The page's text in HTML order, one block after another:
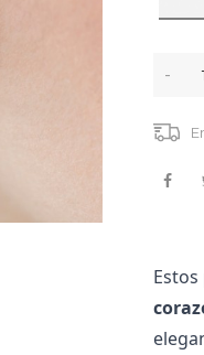
-
Estos